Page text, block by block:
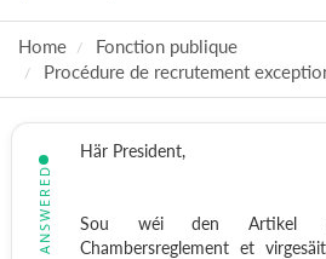
Home
Fonction publique
Procédure de recrutement
ANSWERED
Här President,
Sou wéi den Artikel
Chambersreglement et